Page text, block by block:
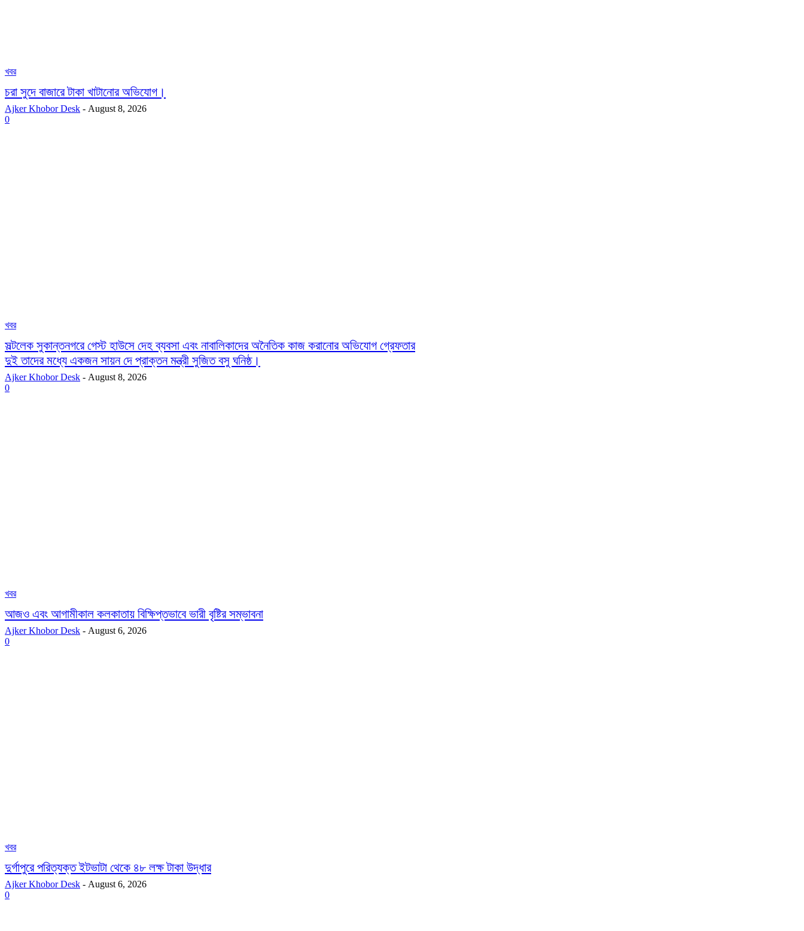
খবর
চরা সুদে বাজারে টাকা খাটানোর অভিযোগ।
Ajker Khobor Desk - August 8, 2026
0
খবর
সল্টলেক সুকান্তনগরে গেস্ট হাউসে দেহ ব্যবসা এবং নাবালিকাদের অনৈতিক কাজ করানোর অভিযোগ গ্রেফতার
দুই তাদের মধ্যে একজন সায়ন দে প্রাক্তন মন্ত্রী সুজিত বসু ঘনিষ্ঠ।
Ajker Khobor Desk - August 8, 2026
0
খবর
আজও এবং আগামীকাল কলকাতায় বিক্ষিপ্তভাবে ভারী বৃষ্টির সম্ভাবনা
Ajker Khobor Desk - August 6, 2026
0
খবর
দুর্গাপুরে পরিত্যক্ত ইটভাটা থেকে ৪৮ লক্ষ টাকা উদ্ধার
Ajker Khobor Desk - August 6, 2026
0